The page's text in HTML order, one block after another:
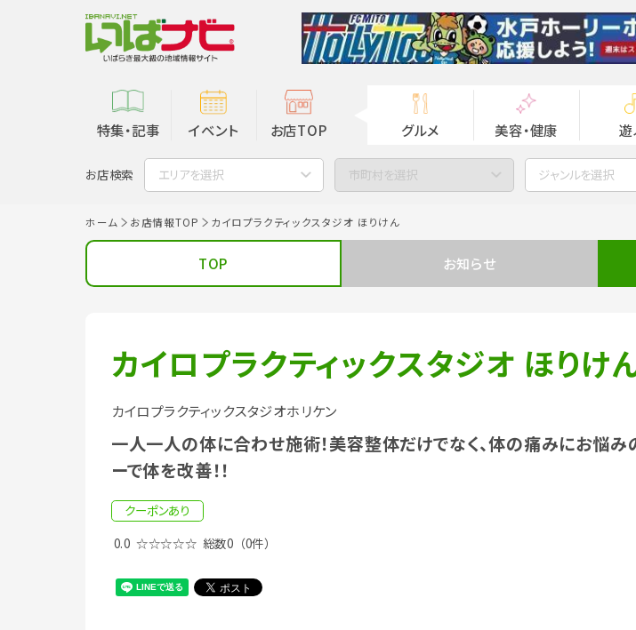
特集・記事 イベント お店TOP グルメ 美容・健康 遊
お店検索 エリアを選択 市町村を選択 ジャンルを選択
ホーム お店情報TOP カイロプラクティックスタジオ ほりけん
TOP お知らせ
カイロプラクティックスタジオ ほりけ
カイロプラクティックスタジオホリケン
一人一人の体に合わせ施術！美容整体だけでなく、体の痛みにお悩
ーで体を改善！！
クーポンあり
0.0 ☆☆☆☆☆ 総数0 （0件）